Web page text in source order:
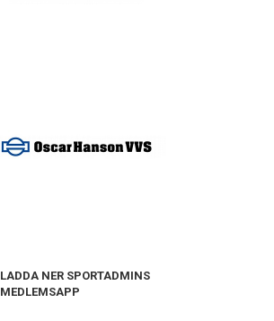
LADDA NER SPORTADMINS
MEDLEMSAPP